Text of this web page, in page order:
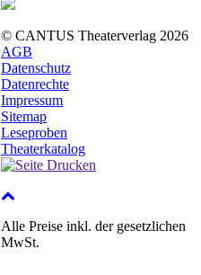
© CANTUS Theaterverlag 2026
AGB
Datenschutz
Datenrechte
Impressum
Sitemap
Leseproben
Theaterkatalog
Alle Preise inkl. der gesetzlichen
MwSt.